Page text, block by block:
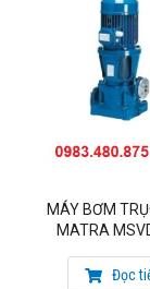
MÁY BƠM
MATRA
Đọc